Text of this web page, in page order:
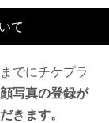
て
でにチケプラ
顔写真の登録が
きます。